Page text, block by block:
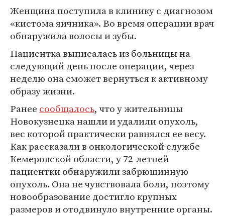
Женщина поступила в клинику с диагнозом
«кистома яичника». Во время операции врач
обнаружила волосы и зубы.
Пациентка выписалась из больницы на
следующий день после операции, через
неделю она сможет вернуться к активному
образу жизни.
Ранее сообщалось, что у жительницы
Новокузнецка нашли и удалили опухоль,
вес которой практически равнялся ее весу.
Как рассказали в онкологической службе
Кемеровской области, у 72-летней
пациентки обнаружили забрюшинную
опухоль. Она не чувствовала боли, поэтому
новообразование достигло крупных
размеров и отодвинуло внутренние органы.